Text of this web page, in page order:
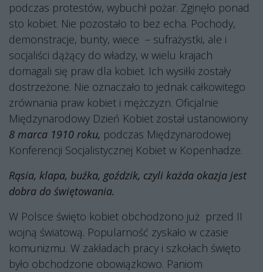
podczas protestów, wybuchł pożar. Zginęło ponad
sto kobiet. Nie pozostało to bez echa. Pochody,
demonstracje, bunty, wiece – sufrażystki, ale i
socjaliści dążący do władzy, w wielu krajach
domagali się praw dla kobiet. Ich wysiłki zostały
dostrzeżone. Nie oznaczało to jednak całkowitego
zrównania praw kobiet i mężczyzn. Oficjalnie
Międzynarodowy Dzień Kobiet został ustanowiony
8 marca 1910 roku, podczas Międzynarodowej
Konferencji Socjalistycznej Kobiet w Kopenhadze.
Rąsia, klapa, buźka, goździk, czyli każda okazja jest
dobra do świętowania.
W Polsce święto kobiet obchodzono już przed II
wojną światową. Popularność zyskało w czasie
komunizmu. W zakładach pracy i szkołach święto
było obchodzone obowiązkowo. Paniom